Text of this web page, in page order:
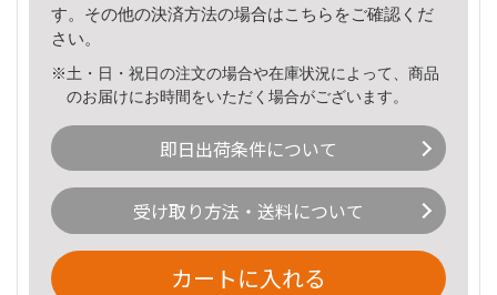
す。その他の決済方法の場合はこちら をご確認くだ
さい。
※土・日・祝日の注文の場合や在庫状況によって、商品
のお届けにお時間をいただく場合がございます。
即日出荷条件について
受け取り方法・送料について
カートに入れる